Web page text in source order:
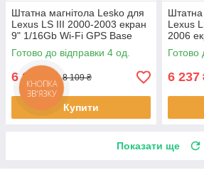
Штатна магнітола Lesko для
Lexus LS III 2000-2003 екран
9" 1/16Gb Wi-Fi GPS Base
Лексус 4 шт.
Готово до відправки 4 од.
6 237 8 109 ₴
Купити
Штатна
Lexus
2006
GPS
Готово
6 237
Показати ще